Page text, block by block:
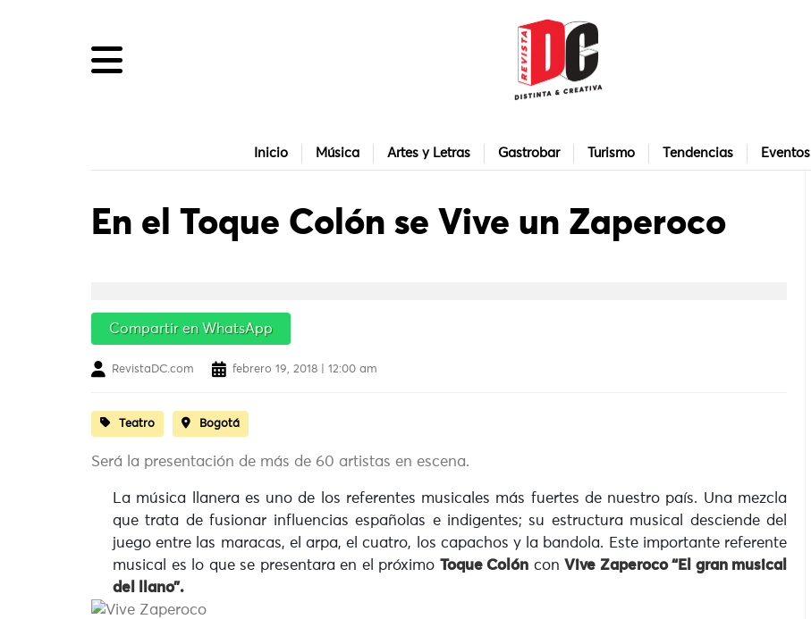
Inicio Música Artes y Letras Gastrobar Turismo Tendencias Eventos
En el Toque Colón se Vive un Zaperoco
Compartir en WhatsApp
RevistaDC.com febrero 19, 2018 | 12:00 am
Teatro Bogotá
Será la presentación de más de 60 artistas en escena.
La música llanera es uno de los referentes musicales más fuertes de nuestro país. Una mezcla
que trata de fusionar influencias españolas e indigentes; su estructura musical desciende del
juego entre las maracas, el arpa, el cuatro, los capachos y la bandola. Este importante referente
musical es lo que se presentara en el próximo Toque Colón con Vive Zaperoco “El gran musical
del llano”.